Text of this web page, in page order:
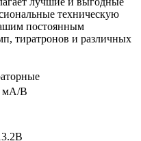
техническую
постоянным
тиратронов и различных
мА/В